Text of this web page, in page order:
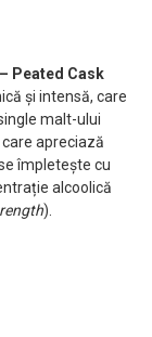
Peated Cask
și intensă, care
malt-ului
apreciază
împletește cu
alcoolică
).